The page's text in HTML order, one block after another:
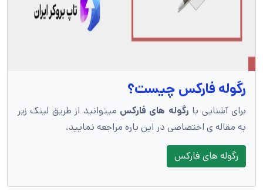
رگوله فارکس چیست؟
برای آشنایی با رگوله های فارکس میتوانید از طریق لینک زیر
به مقاله ی اختصاصی در این باره مراجعه نمایید.
رگوله های فارکس